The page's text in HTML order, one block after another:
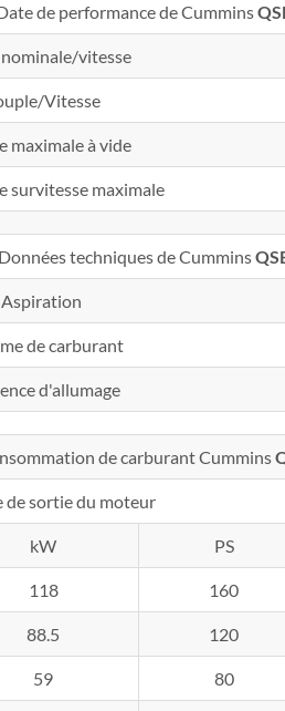
de performance de Cummins
vitesse
Vitesse
maximale à vide
survitesse maximale
Données techniques de Cummins
Aspiration
de carburant
d'allumage
de carburant Cummins
de sortie du moteur
kW PS
118 160
88.5 120
59 80